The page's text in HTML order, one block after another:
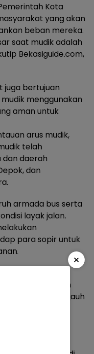
Kota
yang akan
beban mereka.
saat mudik adalah
Bekasiguide.com,
juga bertujuan
menggunakan
aman untuk
arus mudik,
telah
dan daerah
dan
armada bus serta
layak jalan.
para sopir untuk
kesehatan
bus dioperasikan
perjalanan jarak jauh
tersebut,
×